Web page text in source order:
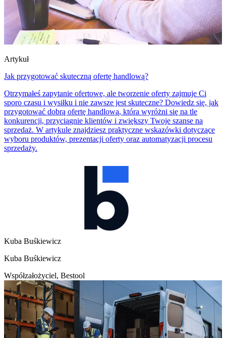
Artykuł
Jak przygotować skuteczną ofertę handlową?
Otrzymałeś zapytanie ofertowe, ale tworzenie oferty zajmuje Ci
sporo czasu i wysiłku i nie zawsze jest skuteczne? Dowiedz się, jak
przygotować dobrą ofertę handlową, która wyróżni się na tle
konkurencji, przyciągnie klientów i zwiększy Twoje szanse na
sprzedaż. W artykule znajdziesz praktyczne wskazówki dotyczące
wyboru produktów, prezentacji oferty oraz automatyzacji procesu
sprzedaży.
Kuba Buśkiewicz
Kuba Buśkiewicz
Współzałożyciel, Bestool